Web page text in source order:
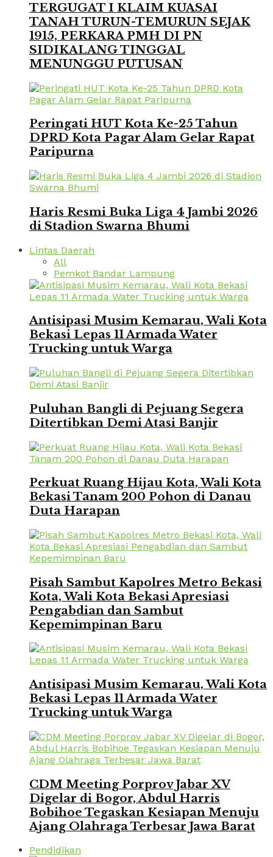
TERGUGAT I KLAIM KUASAI
TANAH TURUN-TEMURUN SEJAK
1915, PERKARA PMH DI PN
SIDIKALANG TINGGAL
MENUNGGU PUTUSAN
Peringati HUT Kota Ke-25 Tahun
DPRD Kota Pagar Alam Gelar Rapat
Paripurna
Haris Resmi Buka Liga 4 Jambi 2026
di Stadion Swarna Bhumi
Lintas Daerah
All
Pemkot Bandar Lampung
Antisipasi Musim Kemarau, Wali Kota
Bekasi Lepas 11 Armada Water
Trucking untuk Warga
Puluhan Bangli di Pejuang Segera
Ditertibkan Demi Atasi Banjir
Perkuat Ruang Hijau Kota, Wali Kota
Bekasi Tanam 200 Pohon di Danau
Duta Harapan
Pisah Sambut Kapolres Metro Bekasi
Kota, Wali Kota Bekasi Apresiasi
Pengabdian dan Sambut
Kepemimpinan Baru
Antisipasi Musim Kemarau, Wali Kota
Bekasi Lepas 11 Armada Water
Trucking untuk Warga
CDM Meeting Porprov Jabar XV
Digelar di Bogor, Abdul Harris
Bobihoe Tegaskan Kesiapan Menuju
Ajang Olahraga Terbesar Jawa Barat
Pendidikan